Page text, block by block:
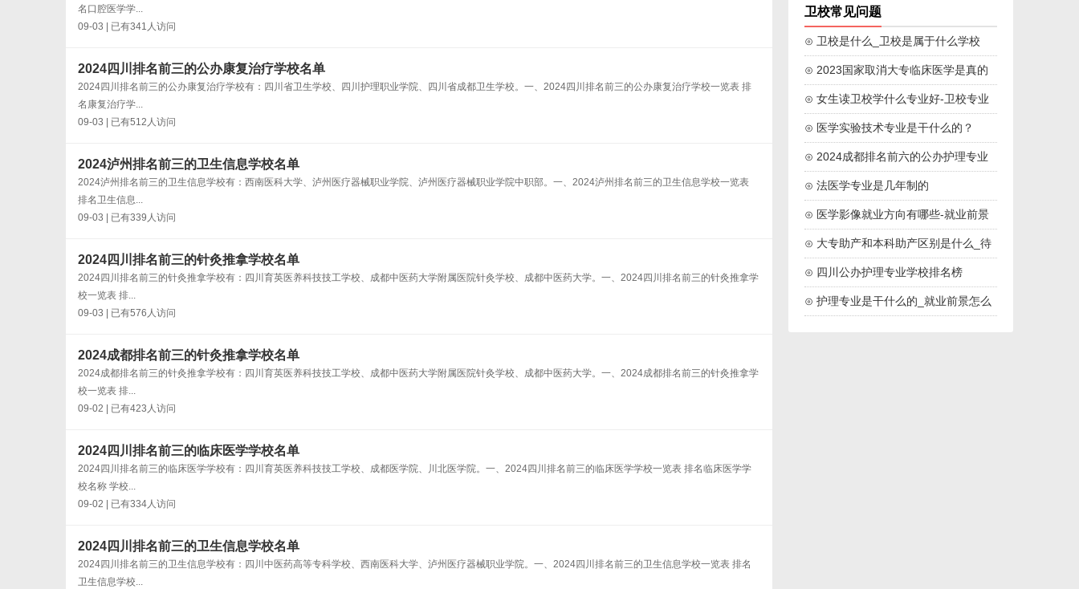
名口腔医学学...
09-03 | 已有341人访问
2024四川排名前三的公办康复治疗学校名单
2024四川排名前三的公办康复治疗学校有：四川省卫生学校、四川护理职业学院、四川省成都卫生学校。一、2024四川排名前三的公办康复治疗学校一览表 排
名康复治疗学...
09-03 | 已有512人访问
2024泸州排名前三的卫生信息学校名单
2024泸州排名前三的卫生信息学校有：西南医科大学、泸州医疗器械职业学院、泸州医疗器械职业学院中职部。一、2024泸州排名前三的卫生信息学校一览表
排名卫生信息...
09-03 | 已有339人访问
2024四川排名前三的针灸推拿学校名单
2024四川排名前三的针灸推拿学校有：四川育英医养科技技工学校、成都中医药大学附属医院针灸学校、成都中医药大学。一、2024四川排名前三的针灸推拿学
校一览表 排...
09-03 | 已有576人访问
2024成都排名前三的针灸推拿学校名单
2024成都排名前三的针灸推拿学校有：四川育英医养科技技工学校、成都中医药大学附属医院针灸学校、成都中医药大学。一、2024成都排名前三的针灸推拿学
校一览表 排...
09-02 | 已有423人访问
2024四川排名前三的临床医学学校名单
2024四川排名前三的临床医学学校有：四川育英医养科技技工学校、成都医学院、川北医学院。一、2024四川排名前三的临床医学学校一览表 排名临床医学学
校名称 学校...
09-02 | 已有334人访问
2024四川排名前三的卫生信息学校名单
2024四川排名前三的卫生信息学校有：四川中医药高等专科学校、西南医科大学、泸州医疗器械职业学院。一、2024四川排名前三的卫生信息学校一览表 排名
卫生信息学校...
卫校常见问题
⊙ 卫校是什么_卫校是属于什么学校
⊙ 2023国家取消大专临床医学是真的
吗
⊙ 女生读卫校学什么专业好-卫校专业
学校推荐
⊙ 医学实验技术专业是干什么的？
⊙ 2024成都排名前六的公办护理专业
学校名单
⊙ 法医学专业是几年制的
⊙ 医学影像就业方向有哪些-就业前景
怎么样
⊙ 大专助产和本科助产区别是什么_待
遇一样吗
⊙ 四川公办护理专业学校排名榜
（2024最新）
⊙ 护理专业是干什么的_就业前景怎么